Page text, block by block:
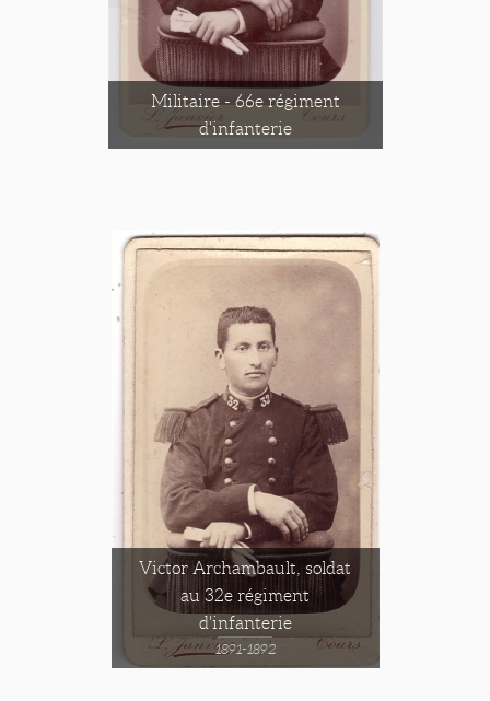
Militaire - 66e régiment
d'infanterie
Victor Archambault, soldat
au 32e régiment
d'infanterie
1891-1892